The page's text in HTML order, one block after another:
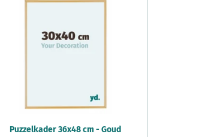
Puzzelkader 36x48 cm - Goud